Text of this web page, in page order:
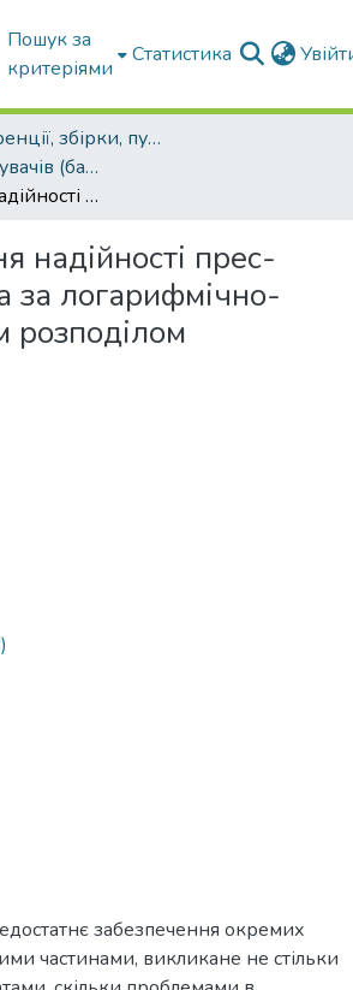
Пошук за
критеріями
Статистика
Конференції, збірки, публікації молодих вчених і здобувачів : магістрів, бакалаврів, аспірантів.
Публікації здобувачів (бакалаврів. магістрів, аспірантів)
Дослідження надійності прес-гранулятора за логарифмічно-нормальним розподілом
надійності прес-
за логарифмічно-
розподілом
забезпечення окремих
частинами, викликане не стільки